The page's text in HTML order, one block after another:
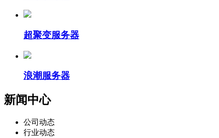
超聚变服务器
浪潮服务器
新闻中心
公司动态
行业动态